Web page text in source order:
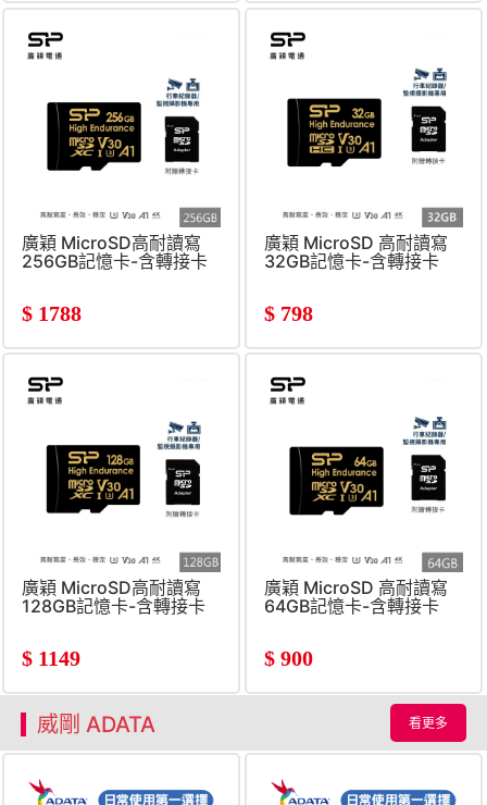
廣穎 MicroSD高耐讀寫
256GB記憶卡-含轉接卡
$ 1788
廣穎 MicroSD 高耐讀寫
32GB記憶卡-含轉接卡
$ 798
廣穎 MicroSD高耐讀寫
128GB記憶卡-含轉接卡
$ 1149
廣穎 MicroSD 高耐讀寫
64GB記憶卡-含轉接卡
$ 900
威剛 ADATA 看更多